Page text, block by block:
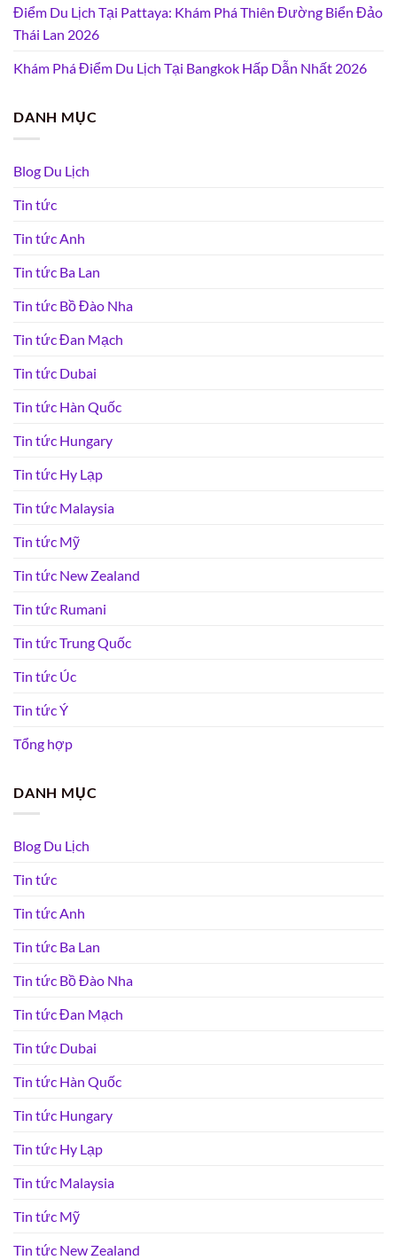
Điểm Du Lịch Tại Pattaya: Khám Phá Thiên Đường Biển Đảo
Thái Lan 2026
Khám Phá Điểm Du Lịch Tại Bangkok Hấp Dẫn Nhất 2026
DANH MỤC
Blog Du Lịch
Tin tức
Tin tức Anh
Tin tức Ba Lan
Tin tức Bồ Đào Nha
Tin tức Đan Mạch
Tin tức Dubai
Tin tức Hàn Quốc
Tin tức Hungary
Tin tức Hy Lạp
Tin tức Malaysia
Tin tức Mỹ
Tin tức New Zealand
Tin tức Rumani
Tin tức Trung Quốc
Tin tức Úc
Tin tức Ý
Tổng hợp
DANH MỤC
Blog Du Lịch
Tin tức
Tin tức Anh
Tin tức Ba Lan
Tin tức Bồ Đào Nha
Tin tức Đan Mạch
Tin tức Dubai
Tin tức Hàn Quốc
Tin tức Hungary
Tin tức Hy Lạp
Tin tức Malaysia
Tin tức Mỹ
Tin tức New Zealand